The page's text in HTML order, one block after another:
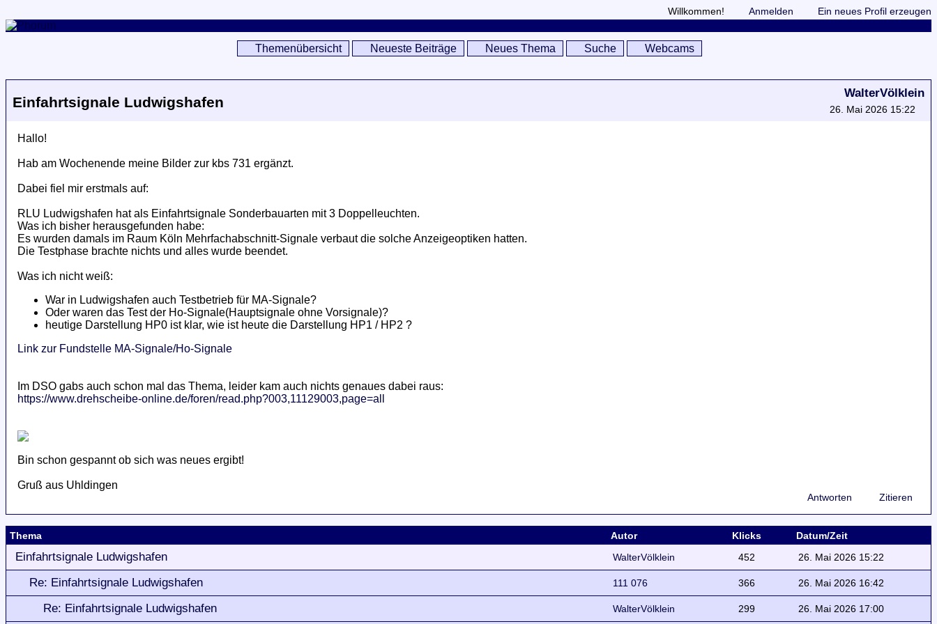
Willkommen! Anmelden Ein neues Profil erzeugen
Themenübersicht Neueste Beiträge Neues Thema Suche Webcams
Einfahrtsignale Ludwigshafen
WalterVölklein
26. Mai 2026 15:22
Hallo!
Hab am Wochenende meine Bilder zur kbs 731 ergänzt.
Dabei fiel mir erstmals auf:
RLU Ludwigshafen hat als Einfahrtsignale Sonderbauarten mit 3 Doppelleuchten.
Was ich bisher herausgefunden habe:
Es wurden damals im Raum Köln Mehrfachabschnitt-Signale verbaut die solche Anzeigeoptiken hatten.
Die Testphase brachte nichts und alles wurde beendet.
Was ich nicht weiß:
War in Ludwigshafen auch Testbetrieb für MA-Signale?
Oder waren das Test der Ho-Signale(Hauptsignale ohne Vorsignale)?
heutige Darstellung HP0 ist klar, wie ist heute die Darstellung HP1 / HP2 ?
Link zur Fundstelle MA-Signale/Ho-Signale
Im DSO gabs auch schon mal das Thema, leider kam auch nichts genaues dabei raus:
https://www.drehscheibe-online.de/foren/read.php?003,11129003,page=all
Bin schon gespannt ob sich was neues ergibt!
Gruß aus Uhldingen
Antworten Zitieren
Thema Autor Klicks Datum/Zeit
Einfahrtsignale Ludwigshafen WalterVölklein 452 26. Mai 2026 15:22
Re: Einfahrtsignale Ludwigshafen 111 076 366 26. Mai 2026 16:42
Re: Einfahrtsignale Ludwigshafen WalterVölklein 299 26. Mai 2026 17:00